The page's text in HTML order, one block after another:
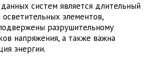
систем является длительный
осветительных элементов,
разрушительному
напряжения, а также важна
энергии.